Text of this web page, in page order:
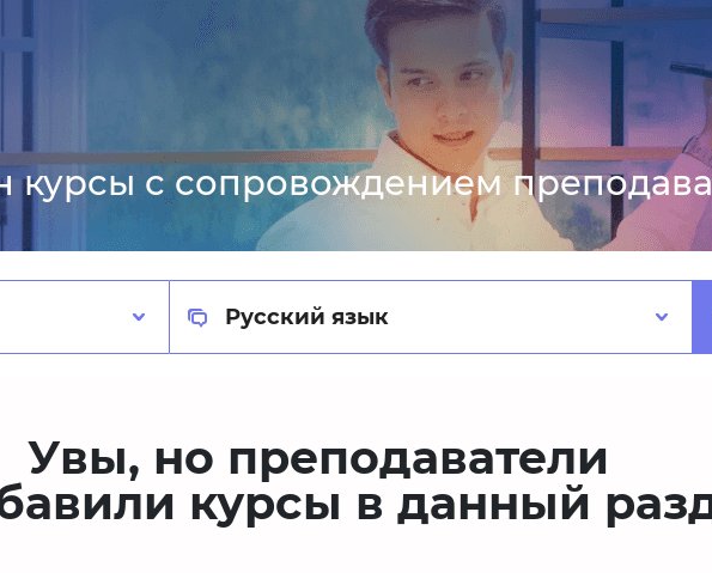
курсы с сопровождением
Русский язык
Увы, но преподаватели
курсы в данный